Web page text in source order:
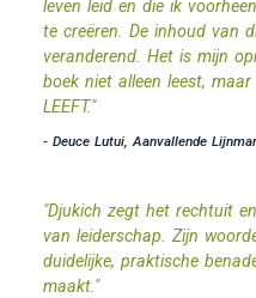
leven leid en die ik
te creëren. De inhoud van
veranderend. Het is mijn
boek niet alleen leest,
LEEFT."
- Deuce Lutui, Aanvallende
"Djukich zegt het rechtuit
van leiderschap. Zijn
duidelijke, praktische
maakt."